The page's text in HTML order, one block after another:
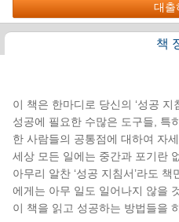
대출
책
이 책은 한마디로 당신의 ‘성공 지
성공에 필요한 수많은 도구들, 특
한 사람들의 공통점에 대하여 자
세상 모든 일에는 중간과 포기란
아무리 알찬 ‘성공 지침서’라도
에게는 아무 일도 일어나지 않을
이 책을 읽고 성공하는 방법들을